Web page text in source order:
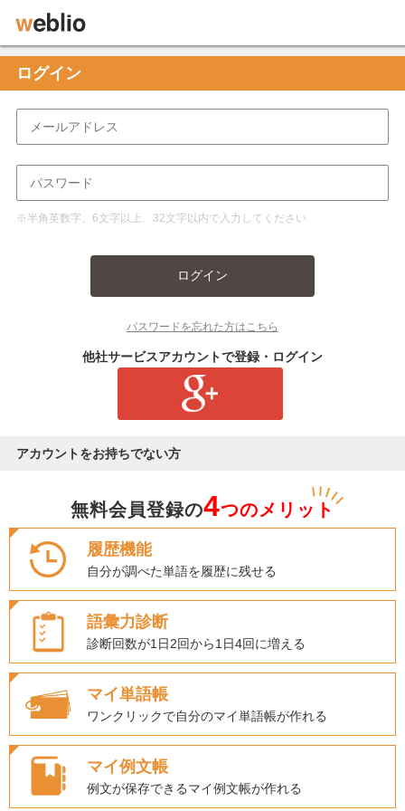
ログイン
※半角英数字、6文字以上、32文字以内で入力してください
ログイン
パスワードを忘れた方はこちら
他社サービスアカウントで登録・ログイン
アカウントをお持ちでない方
無料会員登録の4つのメリット
履歴機能
自分が調べた単語を履歴に残せる
語彙力診断
診断回数が1日2回から1日4回に増える
マイ単語帳
ワンクリックで自分のマイ単語帳が作れる
マイ例文帳
例文が保存できるマイ例文帳が作れる